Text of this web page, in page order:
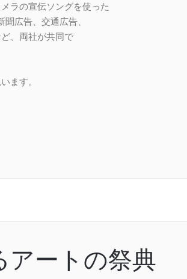
ラの宣伝ソングを使った
広告、交通広告、
、両社が共同で
ます。
アートの祭典